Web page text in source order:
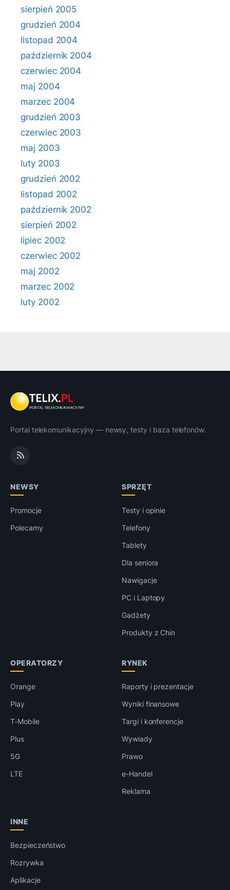
sierpień 2005
grudzień 2004
listopad 2004
październik 2004
czerwiec 2004
maj 2004
marzec 2004
grudzień 2003
czerwiec 2003
maj 2003
luty 2003
grudzień 2002
listopad 2002
październik 2002
sierpień 2002
lipiec 2002
czerwiec 2002
maj 2002
marzec 2002
luty 2002
Portal telekomunikacyjny — newsy, testy i baza telefonów.
NEWSY
Promocje
Polecamy
SPRZĘT
Testy i opinie
Telefony
Tablety
Dla seniora
Nawigacje
PC i Laptopy
Gadżety
Produkty z Chin
OPERATORZY
Orange
Play
T-Mobile
Plus
5G
LTE
RYNEK
Raporty i prezentacje
Wyniki finansowe
Targi i konferencje
Wywiady
Prawo
e-Handel
Reklama
INNE
Bezpieczeństwo
Rozrywka
Aplikacje